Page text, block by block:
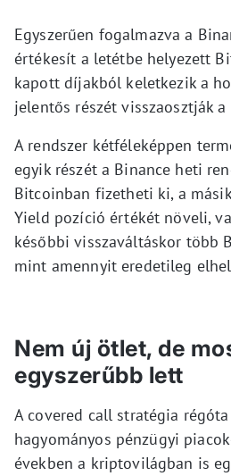
Egyszerűen fogalmazva a
értékesít a letétbe helyezett
kapott díjakból keletkezik a
jelentős részét visszaosztják
A rendszer kétféleképpen
egyik részét a Binance heti
Bitcoinban fizetheti ki, a
Yield pozíció értékét növeli,
későbbi visszaváltáskor több
mint amennyit eredetileg
Nem új ötlet, de
egyszerűbb lett
A covered call stratégia
hagyományos pénzügyi
években a kriptovilágban is